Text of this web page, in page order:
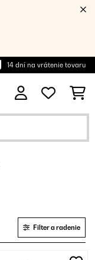
14 dní na vrátenie tovaru
Filter a radenie